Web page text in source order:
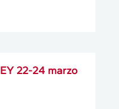
22-24 marzo